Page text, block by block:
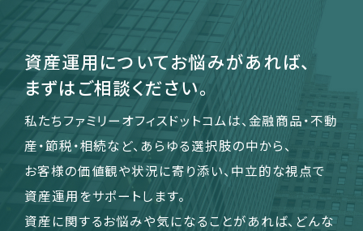
資産運用についてお悩みがあれば、
まずはご相談ください。
私たちファミリーオフィスドットコムは、金融商品・不動
産・節税・相続など、あらゆる選択肢の中から、
お客様の価値観や状況に寄り添い、中立的な視点で
資産運用をサポートします。
資産に関するお悩みや気になることがあれば、どんな